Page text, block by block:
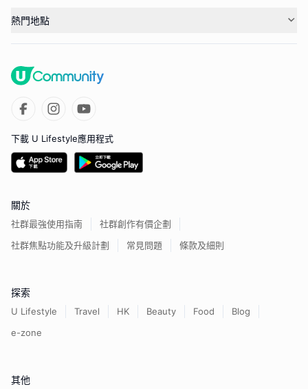
熱門地點
下載 U Lifestyle應用程式
關於
社群最強使用指南
社群創作有價企劃
社群焦點功能及升級計劃
常見問題 條款及細則
探索
U Lifestyle Travel HK Beauty Food
Blog
e-zone
其他